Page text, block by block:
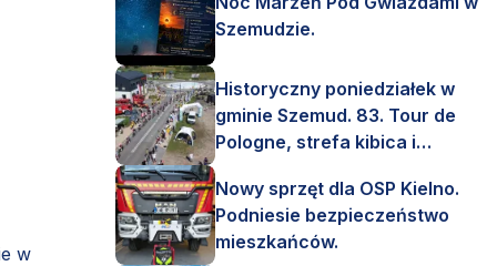
w
Szemudzie.
Historyczny poniedziałek w
gminie Szemud. 83. Tour de
Pologne, strefa kibica i
Nowy sprzęt dla OSP Kielno.
Podniesie bezpieczeństwo
mieszkańców.